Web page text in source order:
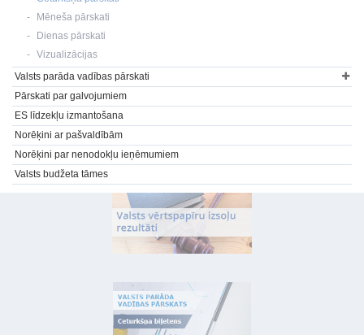
Mēneša pārskati
Dienas pārskati
Vizualizācijas
Valsts parāda vadības pārskati
Pārskati par galvojumiem
ES līdzekļu izmantošana
Norēķini ar pašvaldībām
Norēķini par nenodokļu ieņēmumiem
Valsts budžeta tāmes